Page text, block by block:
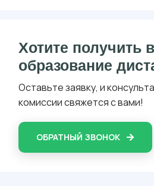
Хотите получить
образование
Оставьте заявку, и
комиссии свяжется с вами!
ОБРАТНЫЙ ЗВОНОК